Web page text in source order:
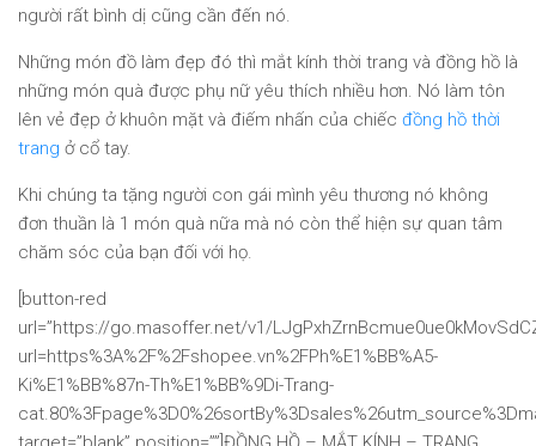
người rất bình dị cũng cần đến nó.
Những món đồ làm đẹp đó thì mắt kính thời trang và đồng hồ là
những món quà được phụ nữ yêu thích nhiều hơn. Nó làm tôn
lên vẻ đẹp ở khuôn mặt và điếm nhấn của chiếc đồng hồ thời
trang ở cổ tay.
Khi chúng ta tặng người con gái mình yêu thương nó không
đơn thuần là 1 món quà nữa mà nó còn thể hiện sự quan tâm
chăm sóc của bạn đối với họ.
[button-red
url=”https://go.masoffer.net/v1/
url=https%3A%2F%2Fshopee.vn%2FPh%E1%BB%A5-
Ki%E1%BB%87n-Th%E1%BB%9Di-Trang-